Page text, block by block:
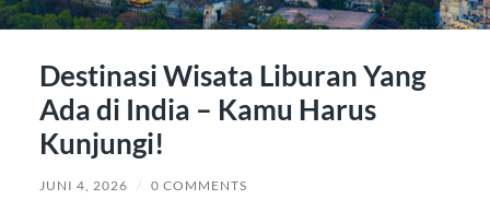
Destinasi Wisata Liburan Yang
Ada di India – Kamu Harus
Kunjungi!
JUNI 4, 2026 / 0 COMMENTS